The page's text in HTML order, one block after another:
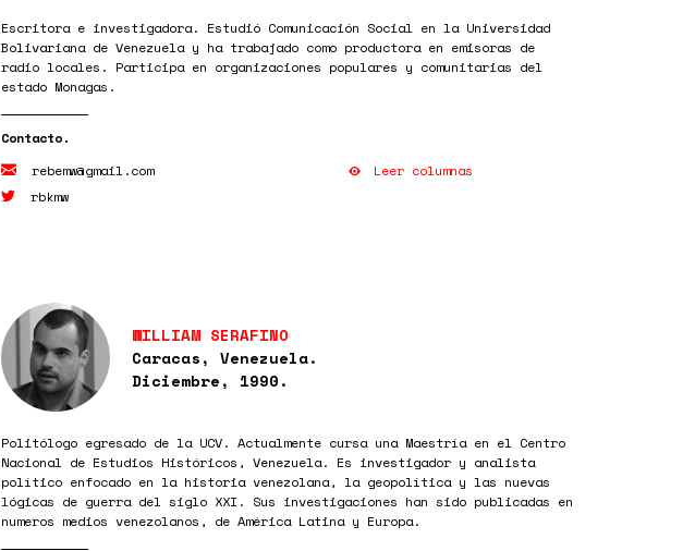
Escritora e investigadora. Estudió Comunicación Social en la Universidad
Bolivariana de Venezuela y ha trabajado como productora en emisoras de
radio locales. Participa en organizaciones populares y comunitarias del
estado Monagas.
rebemw@gmail.com
rbkmw
Leer columnas
WILLIAM SERAFINO
Caracas, Venezuela.
Diciembre, 1990.
Politólogo egresado de la UCV. Actualmente cursa una Maestría en el Centro
Nacional de Estudios Históricos, Venezuela. Es investigador y analista
político enfocado en la historia venezolana, la geopolítica y las nuevas
lógicas de guerra del siglo XXI. Sus investigaciones han sido publicadas en
numeros medios venezolanos, de América Latina y Europa.